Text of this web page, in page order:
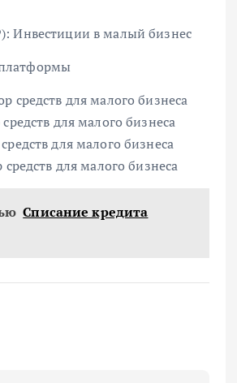
Инвестиции в малый бизнес
средств для малого бизнеса
для малого бизнеса
для малого бизнеса
для малого бизнеса
Списание кредита